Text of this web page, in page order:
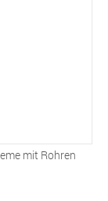
mit Rohren